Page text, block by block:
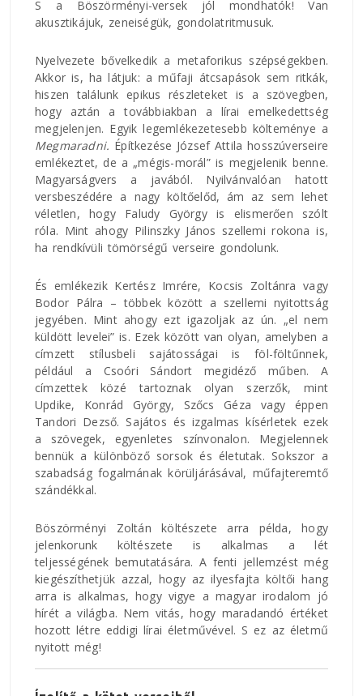
S a Böszörményi-versek jól mondhatók! Van
akusztikájuk, zeneiségük, gondolatritmusuk.
Nyelvezete bővelkedik a metaforikus szépségekben.
Akkor is, ha látjuk: a műfaji átcsapások sem ritkák,
hiszen találunk epikus részleteket is a szövegben,
hogy aztán a továbbiakban a lírai emelkedettség
megjelenjen. Egyik legemlékezetesebb költeménye a
Megmaradni. Építkezése József Attila hosszúverseire
emlékeztet, de a „mégis-morál” is megjelenik benne.
Magyarságvers a javából. Nyilvánvalóan hatott
versbeszédére a nagy költőelőd, ám az sem lehet
véletlen, hogy Faludy György is elismerően szólt
róla. Mint ahogy Pilinszky János szellemi rokona is,
ha rendkívüli tömörségű verseire gondolunk.
És emlékezik Kertész Imrére, Kocsis Zoltánra vagy
Bodor Pálra – többek között a szellemi nyitottság
jegyében. Mint ahogy ezt igazoljak az ún. „el nem
küldött levelei” is. Ezek között van olyan, amelyben a
címzett stílusbeli sajátosságai is föl-föltűnnek,
például a Csoóri Sándort megidéző műben. A
címzettek közé tartoznak olyan szerzők, mint
Updike, Konrád György, Szőcs Géza vagy éppen
Tandori Dezső. Sajátos és izgalmas kísérletek ezek
a szövegek, egyenletes színvonalon. Megjelennek
bennük a különböző sorsok és életutak. Sokszor a
szabadság fogalmának körüljárásával, műfajteremtő
szándékkal.
Böszörményi Zoltán költészete arra példa, hogy
jelenkorunk költészete is alkalmas a lét
teljességének bemutatására. A fenti jellemzést még
kiegészíthetjük azzal, hogy az ilyesfajta költői hang
arra is alkalmas, hogy vigye a magyar irodalom jó
hírét a világba. Nem vitás, hogy maradandó értéket
hozott létre eddigi lírai életművével. S ez az életmű
nyitott még!